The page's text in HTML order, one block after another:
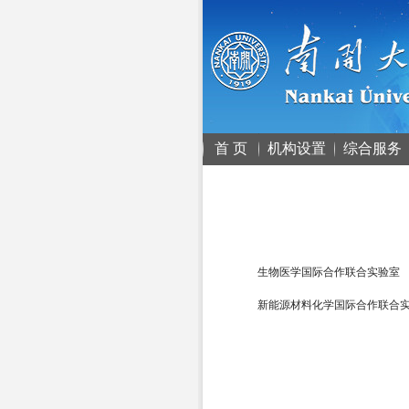
首 页 机构设置 综合服务
生物医学国际合作联合实验室
新能源材料化学国际合作联合